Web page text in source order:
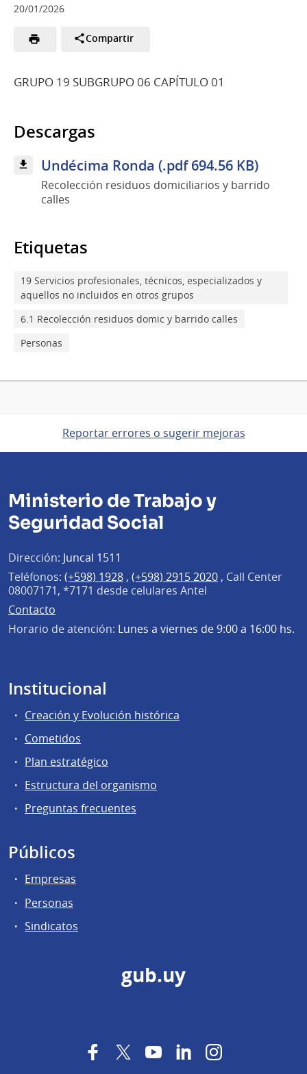
20/01/2026
Compartir
GRUPO 19 SUBGRUPO 06 CAPÍTULO 01
Descargas
Undécima Ronda (.pdf 694.56 KB)
Recolección residuos domiciliarios y barrido
calles
Etiquetas
19 Servicios profesionales, técnicos, especializados y
aquellos no incluidos en otros grupos
6.1 Recolección residuos domic y barrido calles
Personas
Reportar errores o sugerir mejoras
Ministerio de Trabajo y
Seguridad Social
Dirección: Juncal 1511
Teléfonos: (+598) 1928 , (+598) 2915 2020 , Call Center
08007171, *7171 desde celulares Antel
Contacto
Horario de atención: Lunes a viernes de 9:00 a 16:00 hs.
Institucional
Creación y Evolución histórica
Cometidos
Plan estratégico
Estructura del organismo
Preguntas frecuentes
Públicos
Empresas
Personas
Sindicatos
gub.uy
FacebookTwitterYouTubeLinkedInInstagram